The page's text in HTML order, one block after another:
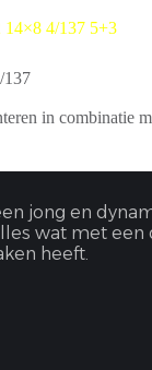
14×8 4/137 5+3
137
in combinatie
jong en
wat met een
heeft.